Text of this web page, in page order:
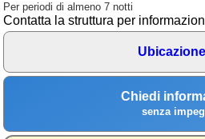
Per periodi di almeno 7 notti
Contatta la struttura per
Ubicazione
Chiedi
senza
➕ Segnala evento
Area riservata
Eventi e cose da vedere